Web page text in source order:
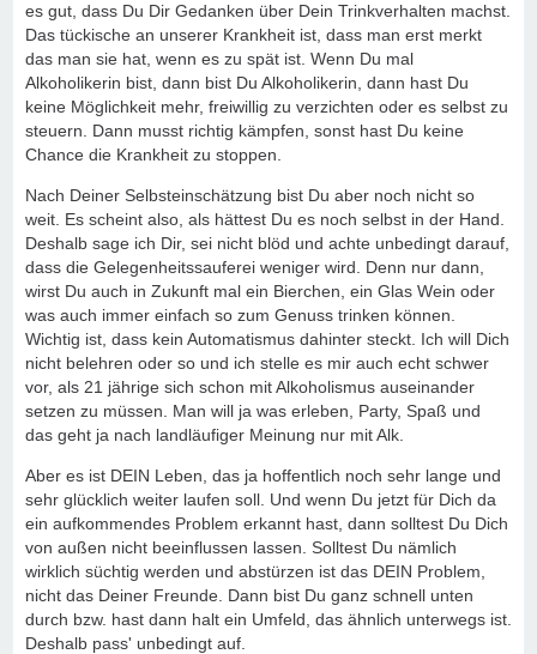
es gut, dass Du Dir Gedanken über Dein Trinkverhalten machst.
Das tückische an unserer Krankheit ist, dass man erst merkt
das man sie hat, wenn es zu spät ist. Wenn Du mal
Alkoholikerin bist, dann bist Du Alkoholikerin, dann hast Du
keine Möglichkeit mehr, freiwillig zu verzichten oder es selbst zu
steuern. Dann musst richtig kämpfen, sonst hast Du keine
Chance die Krankheit zu stoppen.
Nach Deiner Selbsteinschätzung bist Du aber noch nicht so
weit. Es scheint also, als hättest Du es noch selbst in der Hand.
Deshalb sage ich Dir, sei nicht blöd und achte unbedingt darauf,
dass die Gelegenheitssauferei weniger wird. Denn nur dann,
wirst Du auch in Zukunft mal ein Bierchen, ein Glas Wein oder
was auch immer einfach so zum Genuss trinken können.
Wichtig ist, dass kein Automatismus dahinter steckt. Ich will Dich
nicht belehren oder so und ich stelle es mir auch echt schwer
vor, als 21 jährige sich schon mit Alkoholismus auseinander
setzen zu müssen. Man will ja was erleben, Party, Spaß und
das geht ja nach landläufiger Meinung nur mit Alk.
Aber es ist DEIN Leben, das ja hoffentlich noch sehr lange und
sehr glücklich weiter laufen soll. Und wenn Du jetzt für Dich da
ein aufkommendes Problem erkannt hast, dann solltest Du Dich
von außen nicht beeinflussen lassen. Solltest Du nämlich
wirklich süchtig werden und abstürzen ist das DEIN Problem,
nicht das Deiner Freunde. Dann bist Du ganz schnell unten
durch bzw. hast dann halt ein Umfeld, das ähnlich unterwegs ist.
Deshalb pass' unbedingt auf.